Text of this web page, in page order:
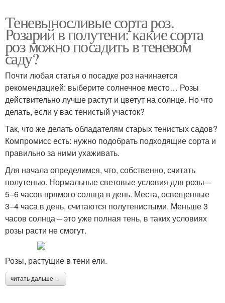
Теневыносливые сорта роз.
Розарий в полутени: какие сорта
роз можно посадить в теневом
саду?
Почти любая статья о посадке роз начинается
рекомендацией: выберите солнечное место… Розы
действительно лучше растут и цветут на солнце. Но что
делать, если у вас тенистый участок?
Так, что же делать обладателям старых тенистых садов?
Компромисс есть: нужно подобрать подходящие сорта и
правильно за ними ухаживать.
Для начала определимся, что, собственно, считать
полутенью. Нормальные световые условия для розы –
5–6 часов прямого солнца в день. Места, освещенные
3–4 часа в день, считаются полутенистыми. Меньше 3
часов солнца – это уже полная тень, в таких условиях
розы расти не смогут.
Розы, растущие в тени ели.
читать дальше →